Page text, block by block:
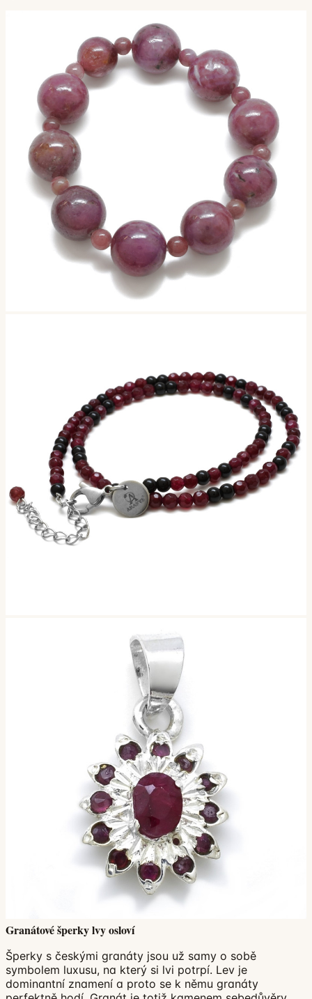
Granátové šperky lvy osloví
Šperky s českými granáty jsou už samy o sobě
symbolem luxusu, na který si lvi potrpí. Lev je
dominantní znamení a proto se k němu granáty